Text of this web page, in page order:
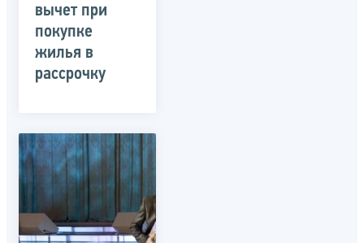
вычет при
покупке
жилья в
рассрочку